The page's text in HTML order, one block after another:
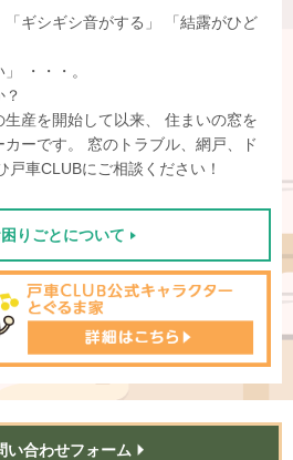
ギシギシ音がする」
「結露がひど
・・・。
産を開始して以来、 住まいの窓を
ーです。 窓のトラブル、網戸、ド
戸車CLUBにご相談ください！
りごとについて
い合わせフォーム